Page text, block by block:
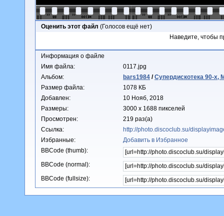
Оценить этот файл (Голосов ещё нет)
Наведите, чтобы
Информация о файле
Имя файла:
0117.jpg
Альбом:
bars1984 /Супердискотека 90-х,
Размер файла:
1078 КБ
Добавлен:
10 Нояб, 2018
Размеры:
3000 x 1688 пикселей
Просмотрен:
219 раз(а)
Ссылка:
http://photo.discoclub.su/
Избранные:
Добавить в Избранное
BBCode (thumb):
BBCode (normal):
BBCode (fullsize):